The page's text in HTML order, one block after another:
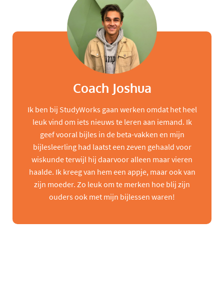
Coach Joshua
Ik ben bij StudyWorks gaan werken omdat het heel
leuk vind om iets nieuws te leren aan iemand. Ik
geef vooral bijles in de beta-vakken en mijn
bijlesleerling had laatst een zeven gehaald voor
wiskunde terwijl hij daarvoor alleen maar vieren
haalde. Ik kreeg van hem een appje, maar ook van
zijn moeder. Zo leuk om te merken hoe blij zijn
ouders ook met mijn bijlessen waren!